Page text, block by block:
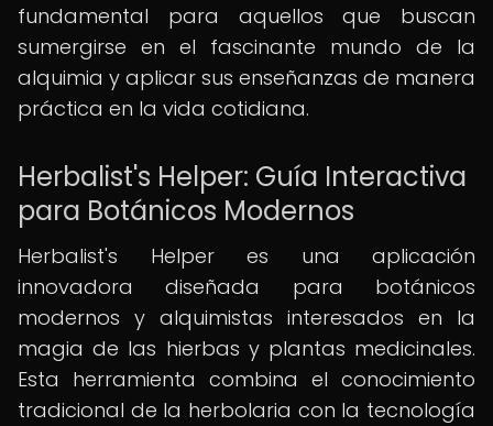
fundamental para aquellos que buscan
sumergirse en el fascinante mundo de la
alquimia y aplicar sus enseñanzas de manera
práctica en la vida cotidiana.
Herbalist's Helper: Guía Interactiva
para Botánicos Modernos
Herbalist's Helper es una aplicación
innovadora diseñada para botánicos
modernos y alquimistas interesados en la
magia de las hierbas y plantas medicinales.
Esta herramienta combina el conocimiento
tradicional de la herbolaria con la tecnología